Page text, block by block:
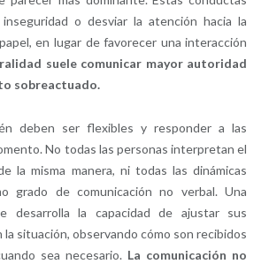
o desviar la atención hacia la
en lugar de favorecer una interacción
suele comunicar mayor autoridad
sobreactuado.
deben ser flexibles y responder a las
No todas las personas interpretan el
la misma manera, ni todas las dinámicas
grado de comunicación no verbal. Una
desarrolla la capacidad de ajustar sus
situación, observando cómo son recibidos
sea necesario. La comunicación no